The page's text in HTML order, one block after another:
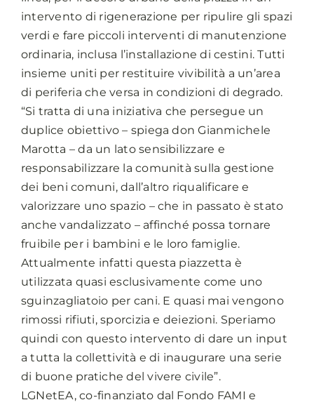
intervento di rigenerazione per ripulire gli spazi
verdi e fare piccoli interventi di manutenzione
ordinaria, inclusa l’installazione di cestini. Tutti
insieme uniti per restituire vivibilità a un’area
di periferia che versa in condizioni di degrado.
“Si tratta di una iniziativa che persegue un
duplice obiettivo – spiega don Gianmichele
Marotta – da un lato sensibilizzare e
responsabilizzare la comunità sulla gestione
dei beni comuni, dall’altro riqualificare e
valorizzare uno spazio – che in passato è stato
anche vandalizzato – affinché possa tornare
fruibile per i bambini e le loro famiglie.
Attualmente infatti questa piazzetta è
utilizzata quasi esclusivamente come uno
sguinzagliatoio per cani. E quasi mai vengono
rimossi rifiuti, sporcizia e deiezioni. Speriamo
quindi con questo intervento di dare un input
a tutta la collettività e di inaugurare una serie
di buone pratiche del vivere civile”.
LGNetEA, co-finanziato dal Fondo FAMI e